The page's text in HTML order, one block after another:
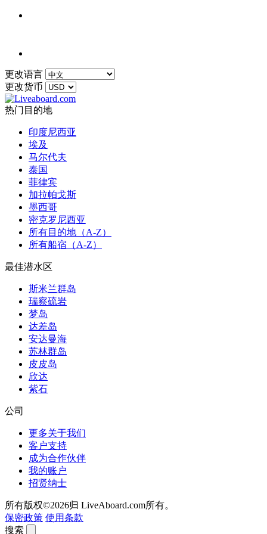
更改语言
更改货币
热门目的地
印度尼西亚
埃及
马尔代夫
泰国
菲律宾
加拉帕戈斯
墨西哥
密克罗尼西亚
所有目的地（A-Z）
所有船宿（A-Z）
最佳潜水区
斯米兰群岛
瑞察硫岩
梦岛
达差岛
安达曼海
苏林群岛
皮皮岛
欣达
紫石
公司
更多关于我们
客户支持
成为合作伙伴
我的账户
招贤纳士
所有版权©2026归 LiveAboard.com所有。
保密政策 使用条款
搜索